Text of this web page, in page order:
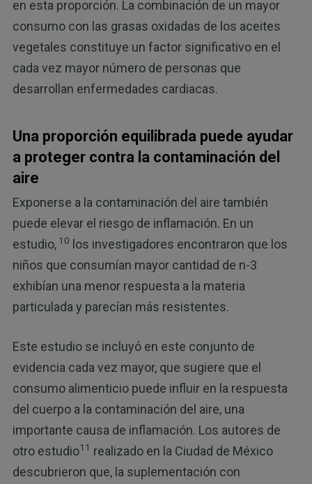
en esta proporción. La combinación de un mayor
consumo con las grasas oxidadas de los aceites
vegetales constituye un factor significativo en el
cada vez mayor número de personas que
desarrollan enfermedades cardiacas.
Una proporción equilibrada puede ayudar
a proteger contra la contaminación del
aire
Exponerse a la contaminación del aire también
puede elevar el riesgo de inflamación. En un
estudio, 10 los investigadores encontraron que los
niños que consumían mayor cantidad de n-3
exhibían una menor respuesta a la materia
particulada y parecían más resistentes.
Este estudio se incluyó en este conjunto de
evidencia cada vez mayor, que sugiere que el
consumo alimenticio puede influir en la respuesta
del cuerpo a la contaminación del aire, una
importante causa de inflamación. Los autores de
otro estudio11 realizado en la Ciudad de México
descubrieron que, la suplementación con